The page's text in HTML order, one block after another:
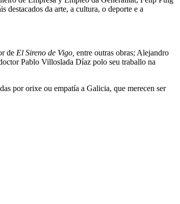
destacados da arte, a cultura, o deporte e a
de El Sireno de Vigo, entre outras obras; Alejandro
Pablo Villoslada Díaz polo seu traballo na
por orixe ou empatía a Galicia, que merecen ser